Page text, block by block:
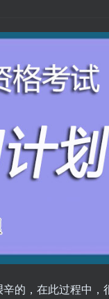
的，在此过程中